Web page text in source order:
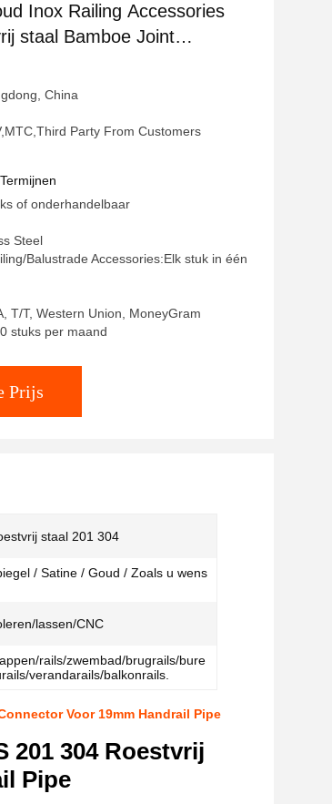
Inox Railing Accessories
staal Bamboe Joint
Handrail Pipe
China
Party From Customers
of onderhandelbaar
Steel
Balustrade Accessories:Elk stuk in één
T/T, Western Union, MoneyGram
stuks per maand
Prijs
staal 201 304
/ Satine / Goud / Zoals u wens
lassen/CNC
rails/zwembad/brugrails/bure
verandarails/balkonrails.
Voor 19mm Handrail Pipe
201 304 Roestvrij
Pipe